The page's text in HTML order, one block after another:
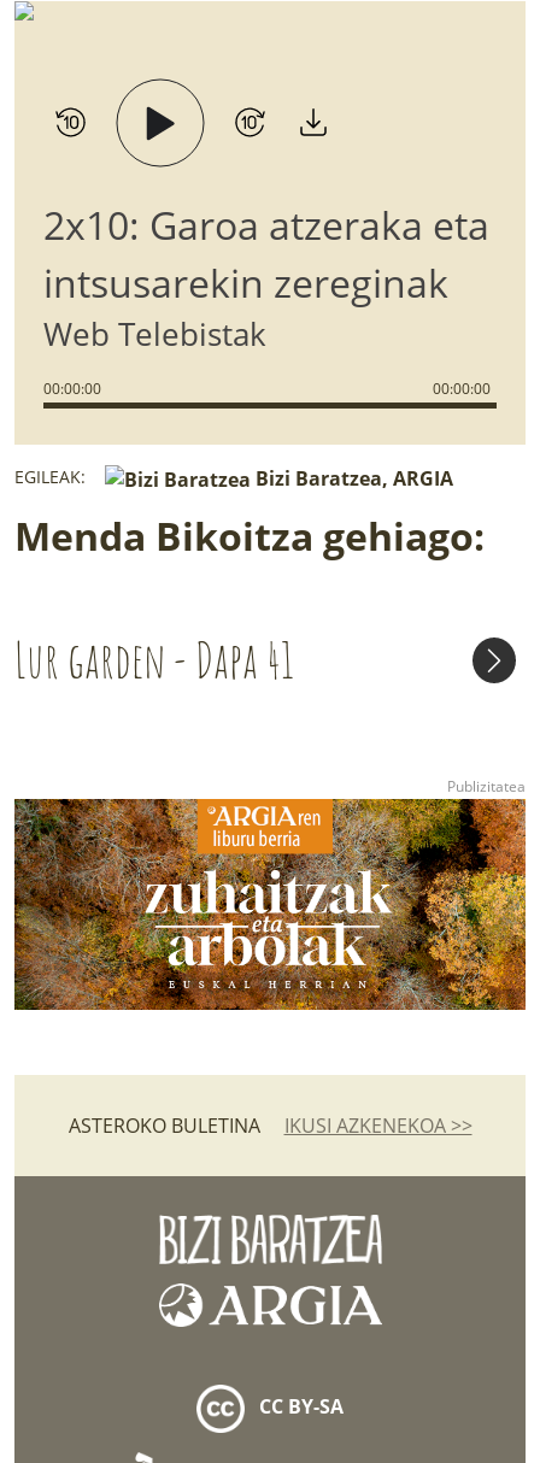
2x10: Garoa atzeraka eta
intsusarekin zereginak
Web Telebistak
00:00:00 00:00:00
EGILEAK: Bizi Baratzea, ARGIA
Menda Bikoitza gehiago:
Lur garden - Dapa 41
ASTEROKO BULETINA IKUSI AZKENEKOA >>
CC BY-SA